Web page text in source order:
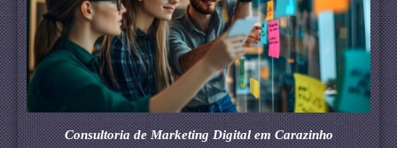
Consultoria de Marketing Digital em Carazinho